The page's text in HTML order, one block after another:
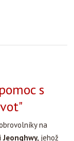
s
na
Jeonghwy, jehož